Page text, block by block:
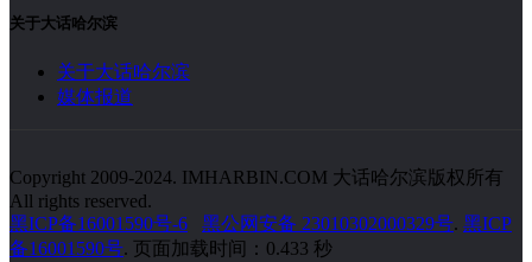
关于大话哈尔滨
关于大话哈尔滨
媒体报道
Copyright 2009-2024. IMHARBIN.COM 大话哈尔滨版权所有
All rights reserved.
黑ICP备16001590号-6
黑公网安备 23010302000329号. 黑ICP
备16001590号. 页面加载时间：0.433 秒